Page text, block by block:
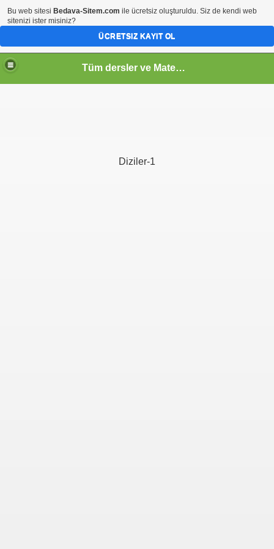
Tüm dersler ve Matematik
Diziler-1
Bu web sitesi Bedava-Sitem.com ile ücretsiz oluşturuldu. Siz de kendi web
sitenizi ister misiniz?
ÜCRETSIZ KAYIT OL